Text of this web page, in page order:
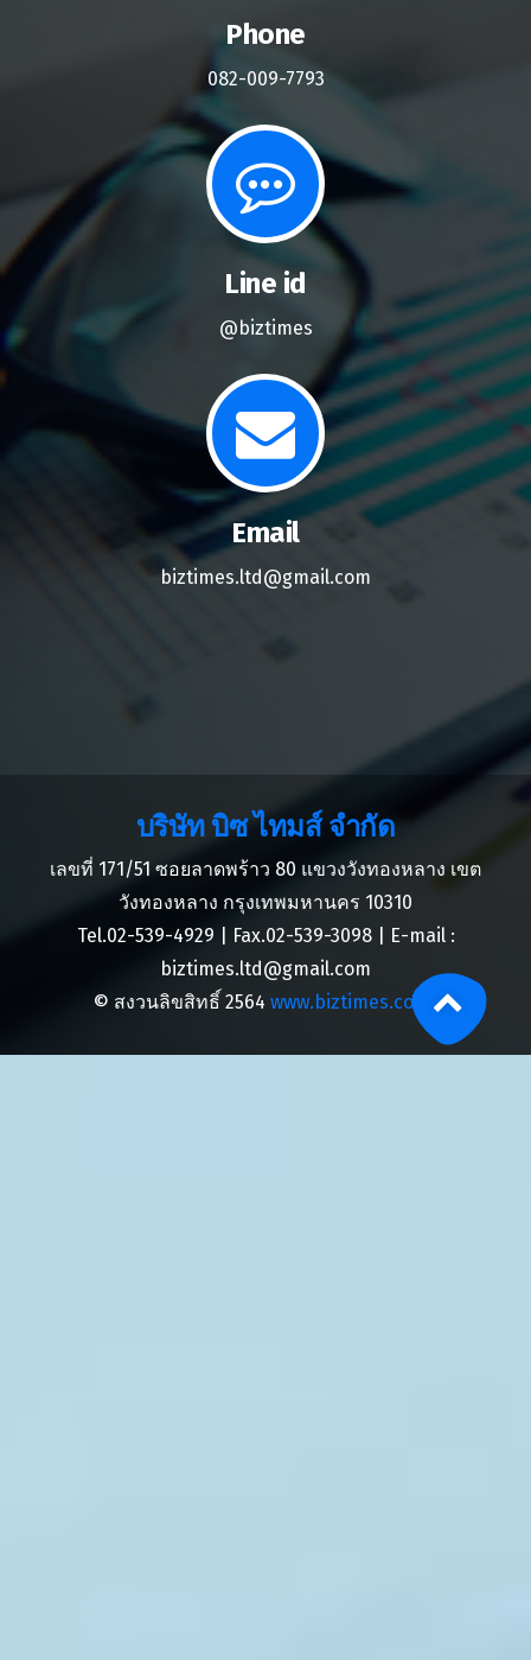
Phone
082-009-7793
Line id
@biztimes
Email
biztimes.ltd@gmail.com
บริษัท บิซ ไทมส์ จำกัด
เลขที่ 171/51 ซอยลาดพร้าว 80 แขวงวังทองหลาง เขต
วังทองหลาง กรุงเทพมหานคร 10310
Tel.02-539-4929 | Fax.02-539-3098 | E-mail :
biztimes.ltd@gmail.com
© สงวนลิขสิทธิ์ 2564 www.biztimes.co.th